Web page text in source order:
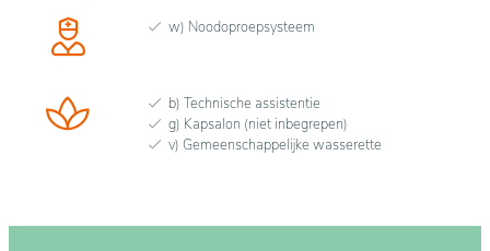
w) Noodoproepsysteem
b) Technische assistentie
g) Kapsalon (niet inbegrepen)
v) Gemeenschappelijke wasserette